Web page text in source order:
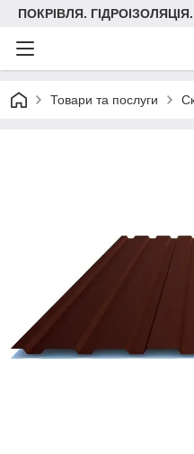
ПОКРІВЛЯ.
Товари та послуги